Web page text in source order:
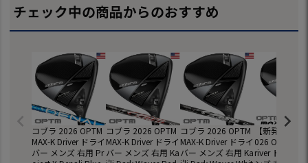
チェック中の商品からのおすすめ
コブラ 2026 OPTM
MAX-K Driver ドライ
バー メンズ 右用 Pr
コブラ 2026 OPTM
MAX-K Driver ドライ
バー メンズ 右用 Ka
コブラ 2026 OPTM
MAX-K Driver ドライ
バー メンズ 右用 Ka
【新発売】コ
026 OPTM
river ドライバ